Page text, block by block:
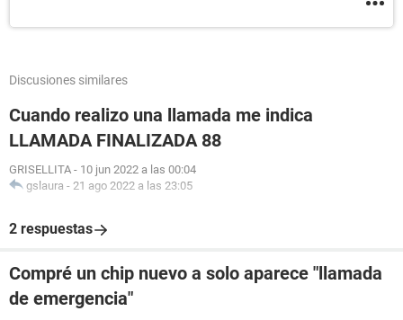
Discusiones similares
Cuando realizo una llamada me indica
LLAMADA FINALIZADA 88
GRISELLITA - 10 jun 2022 a las 00:04
gslaura - 21 ago 2022 a las 23:05
2 respuestas
Compré un chip nuevo a solo aparece "llamada
de emergencia"